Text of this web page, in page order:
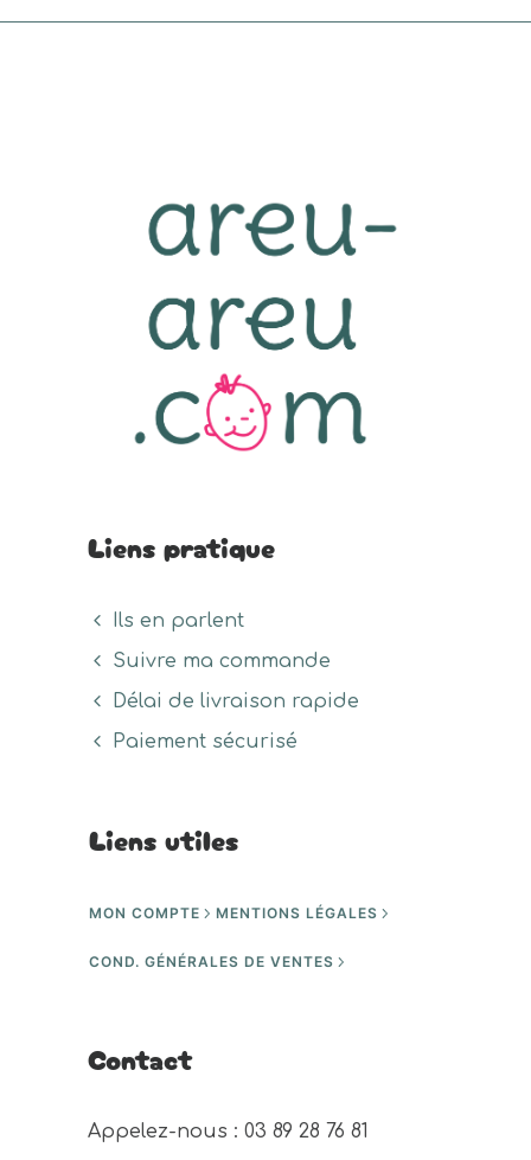
Liens pratique
Ils en parlent
Suivre ma commande
Délai de livraison rapide
Paiement sécurisé
Liens utiles
MON COMPTE MENTIONS LÉGALES
COND. GÉNÉRALES DE VENTES
Contact
Appelez-nous : 03 89 28 76 81